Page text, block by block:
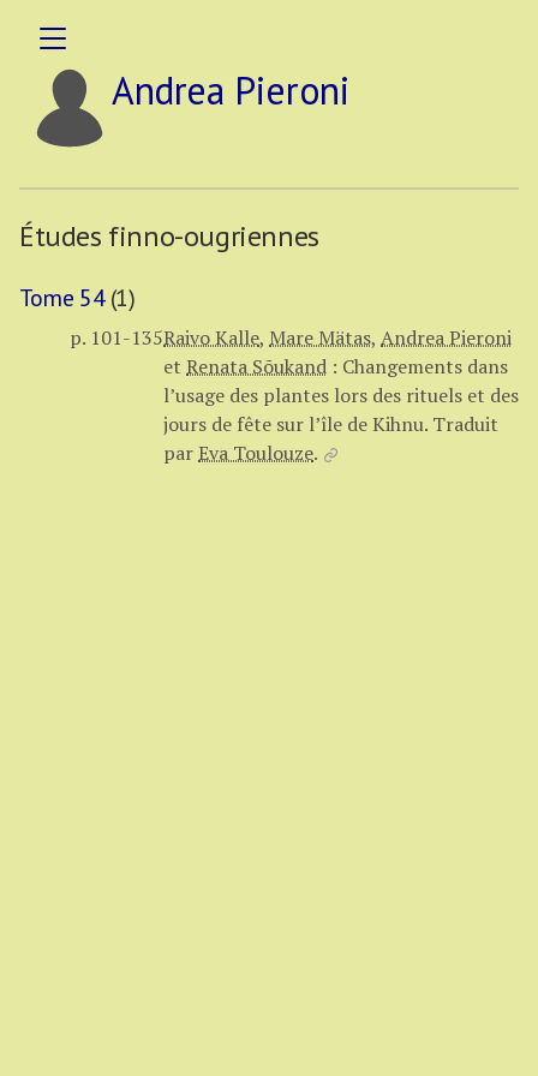
Andrea Pieroni
Études finno-ougriennes
Tome 54(1)
p. 101-135Raivo Kalle, Mare Mätas, Andrea Pieroni
et Renata Sõukand : Changements dans
l’usage des plantes lors des rituels et des
jours de fête sur l’île de Kihnu. Traduit
parEva Toulouze.